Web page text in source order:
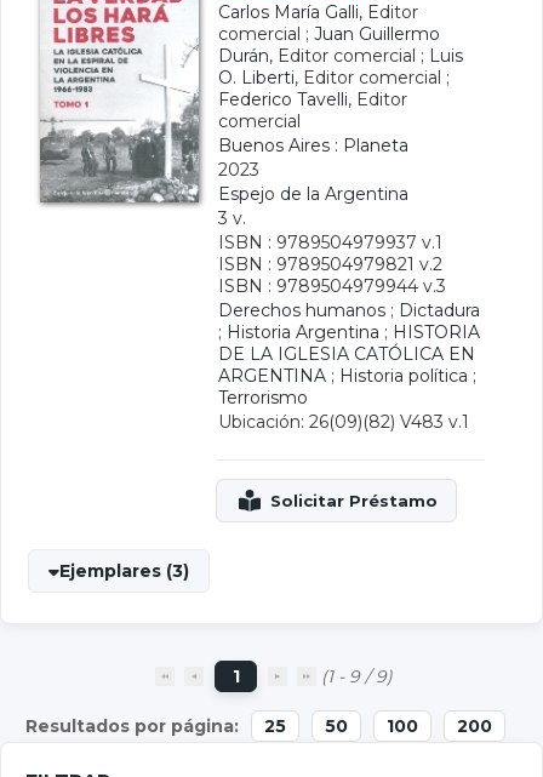
Carlos María Galli, Editor
comercial ; Juan Guillermo
Durán, Editor comercial ; Luis
O. Liberti, Editor comercial ;
Federico Tavelli, Editor
comercial
Buenos Aires : Planeta
2023
Espejo de la Argentina
3 v.
ISBN : 9789504979937 v.1
ISBN : 9789504979821 v.2
ISBN : 9789504979944 v.3
Derechos humanos ; Dictadura
; Historia Argentina ; HISTORIA
DE LA IGLESIA CATÓLICA EN
ARGENTINA ; Historia política ;
Terrorismo
Ubicación: 26(09)(82) V483 v.1
Ejemplares (3)
1 (1 - 9 / 9)
25 50 100 200